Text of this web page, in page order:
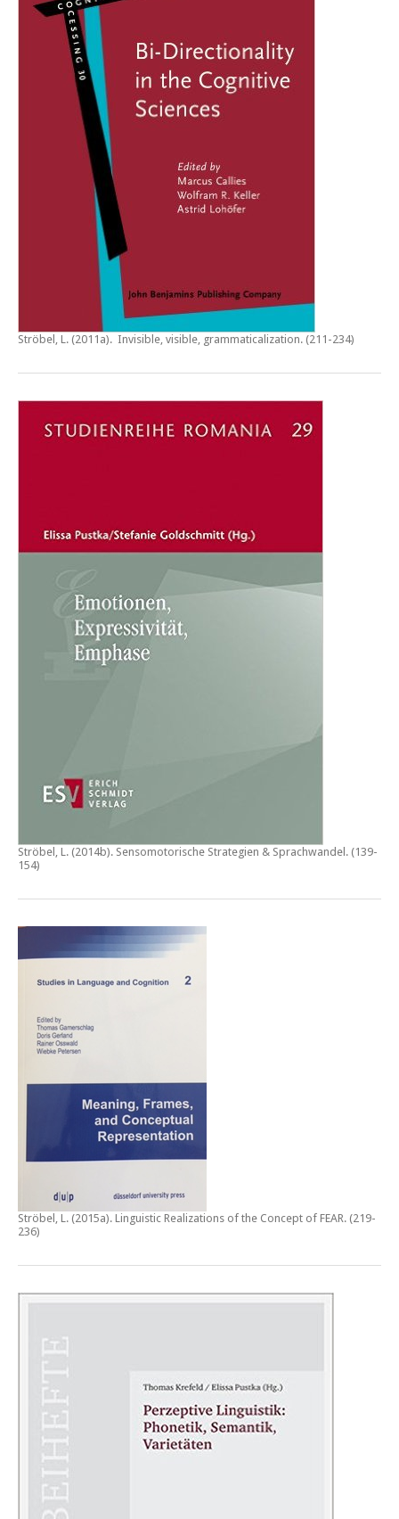
Ströbel, L. (2011a). Invisible, visible, grammaticalization. (211-234)
Ströbel, L. (2014b). Sensomotorische Strategien & Sprachwandel . (139-
154)
Ströbel, L. (2015a). Linguistic Realizations of the Concept of FEAR. (219-
236)